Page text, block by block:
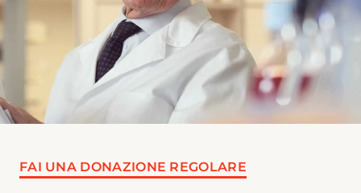
FAI UNA DONAZIONE REGOLARE